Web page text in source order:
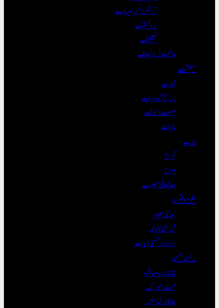
آرتھوڈاکس عیسائیت
پروٹسٹنٹ
کیتھولک
عالمی عدل و انصاف
معیشت
تجارت
ذرائع آمدورفت
صنعت و حرفت
مالیات
ادب
تفریح
مزاح
مطالعاتی تبصرے
علوم و فنون
سماجی علوم
فن/ٹیکنالوجی
انسان و مشینی ذہانت
رہن سہن
خاندان و معاشرہ
صحت و خوراک
علاقائی تہذیبیں